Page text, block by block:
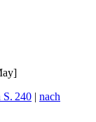
S. 240 | nach